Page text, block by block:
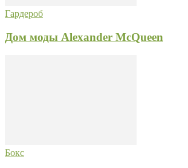
Гардероб
Дом моды Alexander McQueen
Бокс